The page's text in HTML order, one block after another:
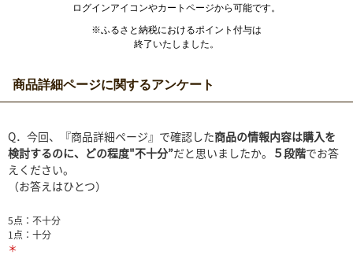
ログインアイコンやカートページから可能です。
※ふるさと納税におけるポイント付与は
終了いたしました。
商品詳細ページに関するアンケート